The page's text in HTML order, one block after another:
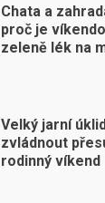
Chata a
proč je
zeleně lék na
Velký jarní
zvládnout
rodinný víkend